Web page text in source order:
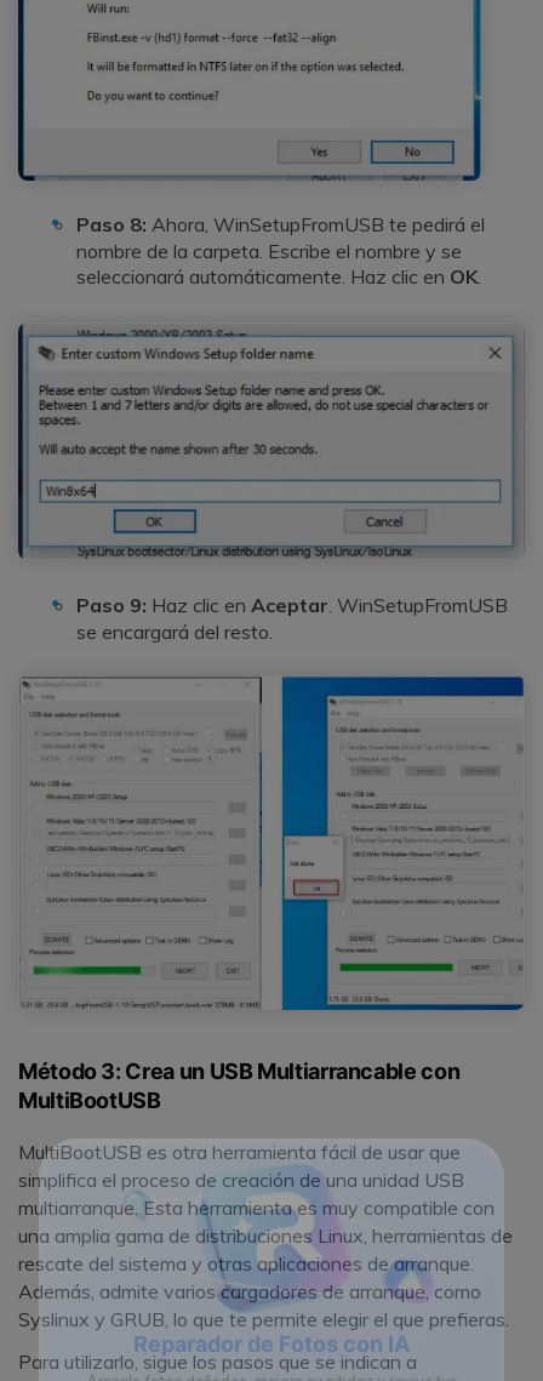
Paso 8: Ahora, WinSetupFromUSB te pedirá el
nombre de la carpeta. Escribe el nombre y se
seleccionará automáticamente. Haz clic en OK.
Paso 9: Haz clic en Aceptar . WinSetupFromUSB
se encargará del resto.
Método 3: Crea un USB Multiarrancable con
MultiBootUSB
MultiBootUSB es otra herramienta fácil de usar que
simplifica el proceso de creación de una unidad USB
multiarranque. Esta herramienta es muy compatible con
una amplia gama de distribuciones Linux, herramientas de
rescate del sistema y otras aplicaciones de arranque.
Además, admite varios cargadores de arranque, como
Syslinux y GRUB, lo que te permite elegir el que prefieras.
Para utilizarlo, sigue los pasos que se indican a